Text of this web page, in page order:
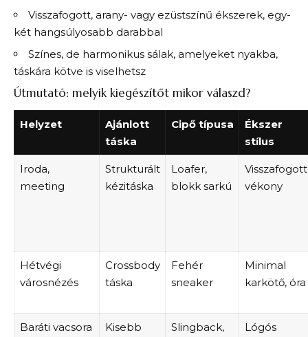
Visszafogott, arany- vagy ezüstszínű ékszerek, egy-
két hangsúlyosabb darabbal
Színes, de harmonikus sálak, amelyeket nyakba,
táskára kötve is viselhetsz
Útmutató: melyik kiegészítőt mikor válaszd?
Helyzet
Ajánlott
táska
Cipő típusa
Ékszer
stílus
Iroda,
meeting
Strukturált
kézitáska
Loafer,
blokk sarkú
vékony
Hétvégi
városnézés
Crossbody
táska
Fehér
sneaker
Minimal
karkötő, óra
Baráti vacsora
Kisebb
Slingback,
Lógós